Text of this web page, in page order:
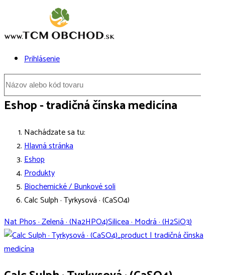
Prihlásenie
Eshop - tradičná čínska medicína
Nachádzate sa tu:
Hlavná stránka
Eshop
Produkty
Biochemické / Bunkové soli
Calc Sulph · Tyrkysová · (CaSO4)
Nat Phos · Zelená · (Na2HPO4)Silicea · Modrá · (H2SiO3)